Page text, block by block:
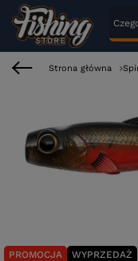
Strona główna
PROMOCJA WYPRZEDAŻ